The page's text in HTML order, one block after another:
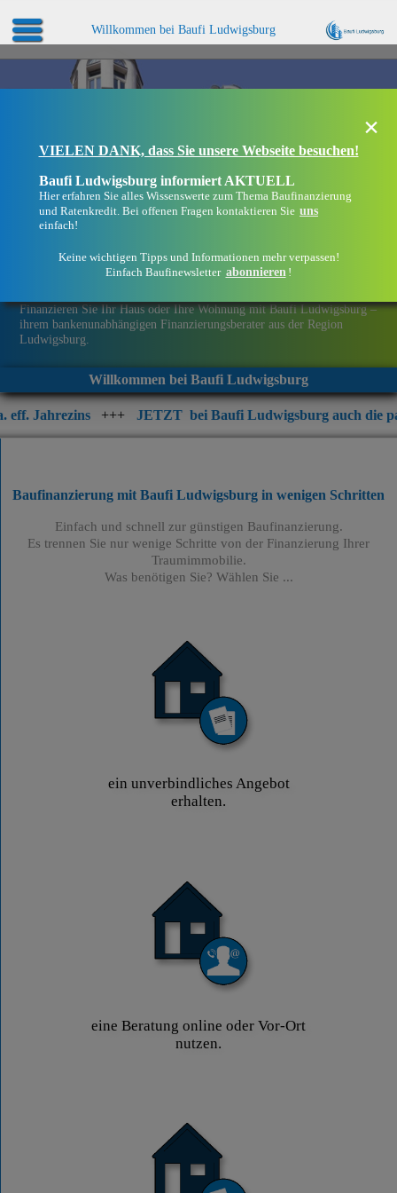
Willkommen bei Baufi Ludwigsburg
Finanzieren Sie Ihr Haus oder Ihre Wohnung mit Baufi Ludwigsburg –
ihrem bankenunabhängigen Finanzierungsberater aus der Region
Ludwigsburg.
Willkommen bei Baufi Ludwigsburg
+++ JETZT bei Baufi Ludwigsburg auch die passende
×
VIELEN DANK, dass Sie unsere Webseite besuchen!
Baufi Ludwigsburg informiert AKTUELL
Hier erfahren Sie alles Wissenswerte zum Thema Baufinanzierung
und Ratenkredit. Bei offenen Fragen kontaktieren Sie uns
einfach!
Keine wichtigen Tipps und Informationen mehr verpassen!
Einfach Baufinewsletter abonnieren !
Baufinanzierung mit Baufi Ludwigsburg in wenigen Schritten
Einfach und schnell zur günstigen Baufinanzierung.
Es trennen Sie nur wenige Schritte von der Finanzierung Ihrer
Traumimmobilie.
Was benötigen Sie? Wählen Sie ...
ein unverbindliches Angebot
erhalten.
eine Beratung online oder Vor-Ort
nutzen.